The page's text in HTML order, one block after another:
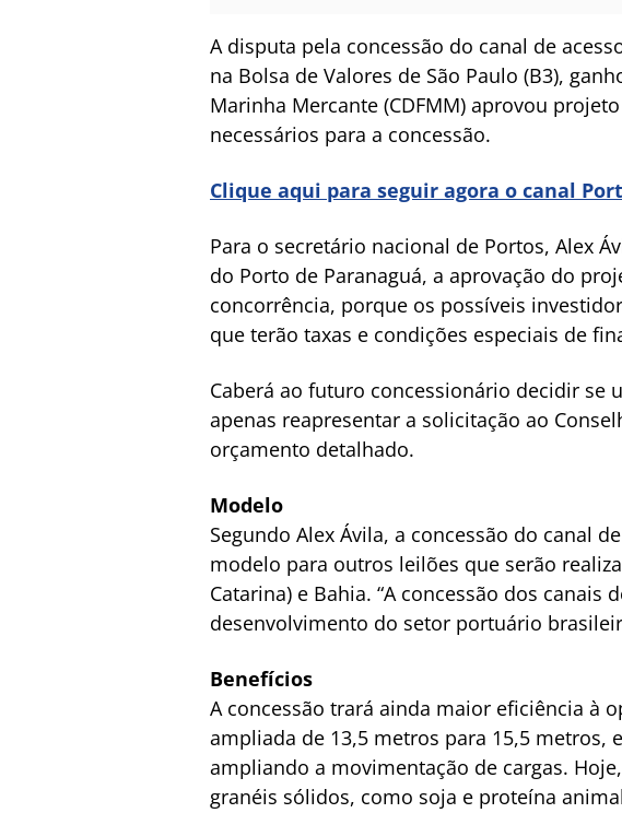
A disputa pela concessão do canal de
na Bolsa de Valores de São Paulo (B3),
Marinha Mercante (CDFMM) aprovou
necessários para a concessão.
Clique aqui para seguir agora o canal
Para o secretário nacional de Portos, Alex
do Porto de Paranaguá, a aprovação do
concorrência, porque os possíveis
que terão taxas e condições especiais de
Caberá ao futuro concessionário decidir se
apenas reapresentar a solicitação ao
orçamento detalhado.
Modelo
Segundo Alex Ávila, a concessão do canal
modelo para outros leilões que serão
Catarina) e Bahia. “A concessão dos
desenvolvimento do setor portuário
Benefícios
A concessão trará ainda maior eficiência à
ampliada de 13,5 metros para 15,5 metros,
ampliando a movimentação de cargas.
granéis sólidos, como soja e proteína